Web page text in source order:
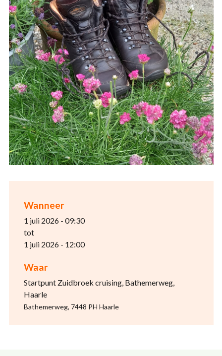
Wanneer
1 juli 2026 - 09:30
tot
1 juli 2026 - 12:00
Waar
Startpunt Zuidbroek cruising, Bathemerweg,
Haarle
Bathemerweg, 7448 PH Haarle